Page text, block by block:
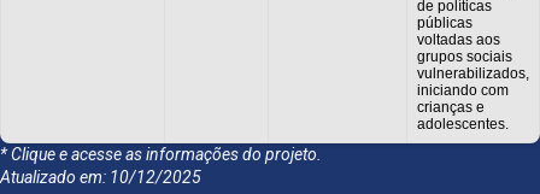
de políticas
públicas
voltadas aos
grupos sociais
vulnerabilizados,
iniciando com
crianças e
adolescentes.
* Clique e acesse as informações do projeto.
Atualizado em: 10/12/2025